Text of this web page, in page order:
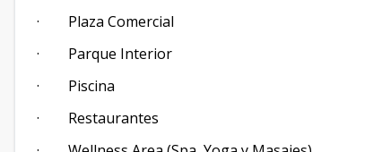
· Plaza Comercial
· Parque Interior
· Piscina
· Restaurantes